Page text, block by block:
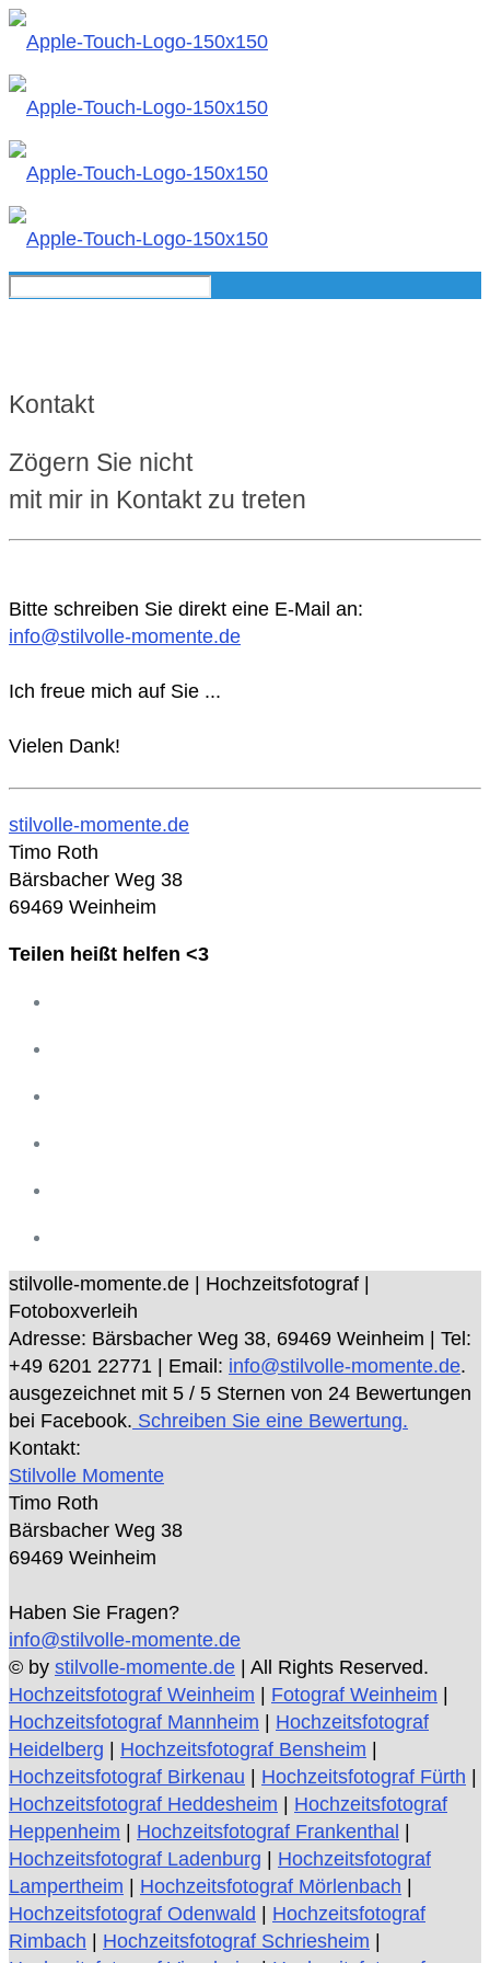
Kontakt
Zögern Sie nicht
mit mir in Kontakt zu treten
Bitte schreiben Sie direkt eine E-Mail an:
info@stilvolle-momente.de
Ich freue mich auf Sie ...
Vielen Dank!
stilvolle-momente.de
Timo Roth
Bärsbacher Weg 38
69469 Weinheim
Teilen heißt helfen <3
stilvolle-momente.de | Hochzeitsfotograf |
Fotoboxverleih
Adresse: Bärsbacher Weg 38, 69469 Weinheim | Tel:
+49 6201 22771 | Email: info@stilvolle-momente.de.
ausgezeichnet mit 5 / 5 Sternen von 24 Bewertungen
bei Facebook. Schreiben Sie eine Bewertung.
Kontakt:
Stilvolle Momente
Timo Roth
Bärsbacher Weg 38
69469 Weinheim
Haben Sie Fragen?
info@stilvolle-momente.de
© by stilvolle-momente.de | All Rights Reserved.
Hochzeitsfotograf Weinheim
Fotograf Weinheim
Hochzeitsfotograf Mannheim
Hochzeitsfotograf
Heidelberg
Hochzeitsfotograf Bensheim
Hochzeitsfotograf Birkenau
Hochzeitsfotograf Fürth
Hochzeitsfotograf Heddesheim
Hochzeitsfotograf
Heppenheim
Hochzeitsfotograf Frankenthal
Hochzeitsfotograf Ladenburg
Hochzeitsfotograf
Lampertheim
Hochzeitsfotograf Mörlenbach
Hochzeitsfotograf Odenwald
Hochzeitsfotograf
Rimbach
Hochzeitsfotograf Schriesheim